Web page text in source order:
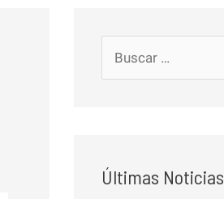
u
rÚltimas Noticias